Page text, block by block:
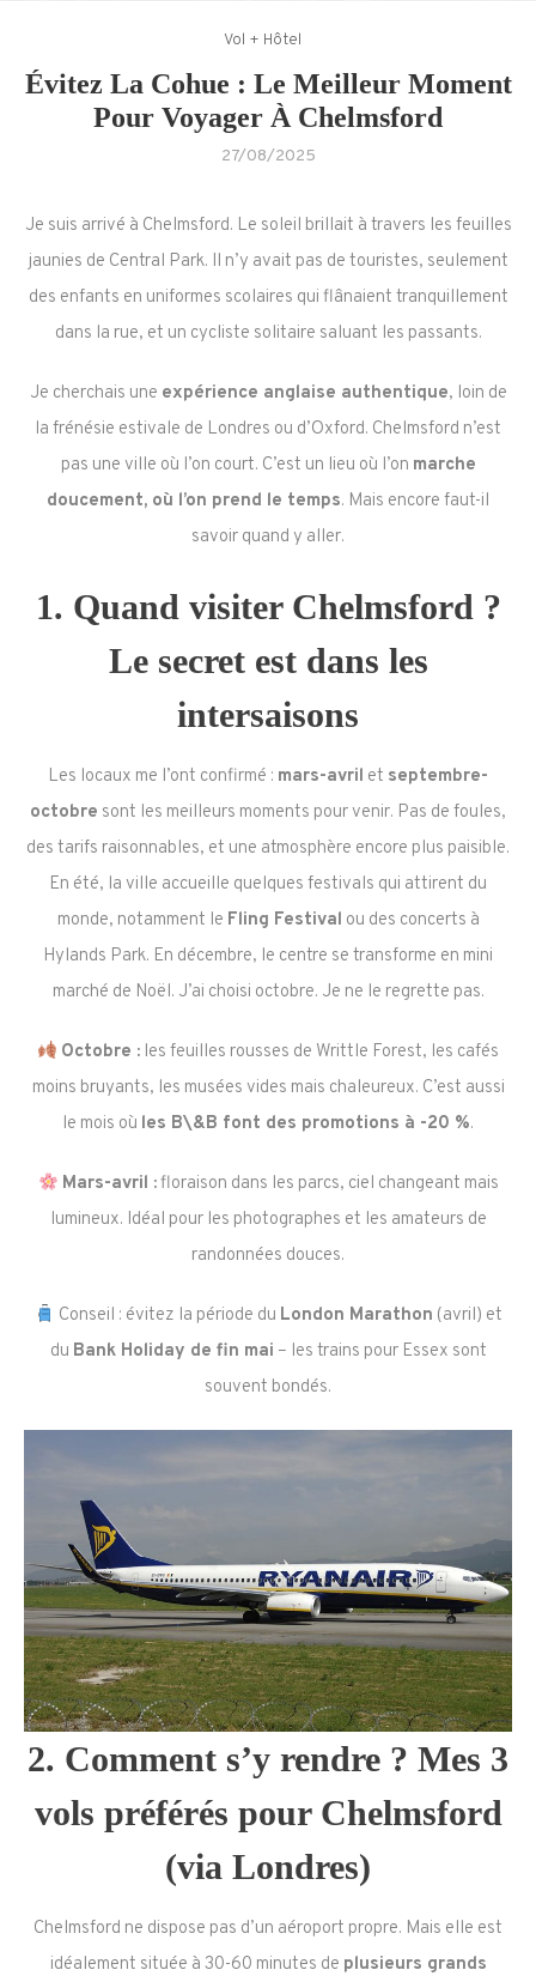
Vol + Hôtel
Évitez La Cohue : Le Meilleur Moment
Pour Voyager À Chelmsford
27/08/2025
Je suis arrivé à Chelmsford. Le soleil brillait à travers les feuilles
jaunies de Central Park. Il n’y avait pas de touristes, seulement
des enfants en uniformes scolaires qui flânaient tranquillement
dans la rue, et un cycliste solitaire saluant les passants.
Je cherchais une expérience anglaise authentique, loin de
la frénésie estivale de Londres ou d’Oxford. Chelmsford n’est
pas une ville où l’on court. C’est un lieu où l’on marche
doucement, où l’on prend le temps. Mais encore faut-il
savoir quand y aller.
1. Quand visiter Chelmsford ?
Le secret est dans les
intersaisons
Les locaux me l’ont confirmé : mars-avril et septembre-
octobre sont les meilleurs moments pour venir. Pas de foules,
des tarifs raisonnables, et une atmosphère encore plus paisible.
En été, la ville accueille quelques festivals qui attirent du
monde, notamment le Fling Festival ou des concerts à
Hylands Park. En décembre, le centre se transforme en mini
marché de Noël. J’ai choisi octobre. Je ne le regrette pas.
Octobre : les feuilles rousses de Writtle Forest, les cafés
moins bruyants, les musées vides mais chaleureux. C’est aussi
le mois où les B\&B font des promotions à -20 %.
Mars-avril :floraison dans les parcs, ciel changeant mais
lumineux. Idéal pour les photographes et les amateurs de
randonnées douces.
Conseil : évitez la période du London Marathon (avril) et
du Bank Holiday de fin mai – les trains pour Essex sont
souvent bondés.
2. Comment s’y rendre ? Mes 3
vols préférés pour Chelmsford
(via Londres)
Chelmsford ne dispose pas d’un aéroport propre. Mais elle est
idéalement située à 30-60 minutes de plusieurs grands